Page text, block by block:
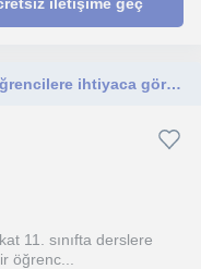
Lisenin bütün sınıf seviyelerinden öğrencilere ihtiyaca göre yazılı sınavlar için ya da YKS sınavı için ders anlatmaya uygunum.
11. sınıfta derslere
öğrenc...